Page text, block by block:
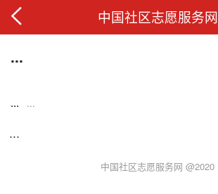
中国社区志愿服务网
...
... ...
...
中国社区志愿服务网 @2020